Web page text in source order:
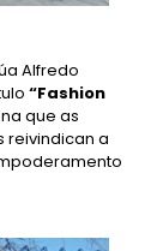
Alfredo
“Fashion
na que as
reivindican a